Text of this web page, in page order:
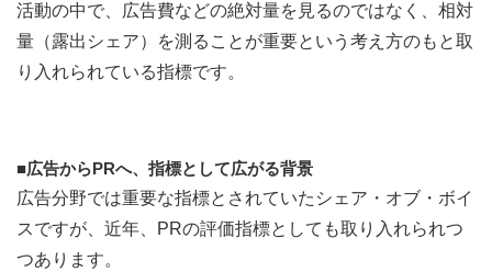
活動の中で、広告費などの絶対量を見るのではなく、相対
量（露出シェア）を測ることが重要という考え方のもと取
り入れられている指標です。
■広告からPRへ、指標として広がる背景
広告分野では重要な指標とされていたシェア・オブ・ボイ
スですが、近年、PRの評価指標としても取り入れられつ
つあります。